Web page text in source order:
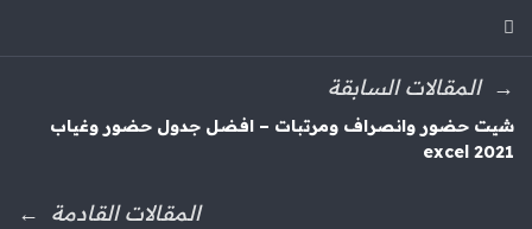
المقالات السابقة
شيت حضور وانصراف ومرتبات – افضل جدول حضور وغياب
excel 2021
المقالات القادمة